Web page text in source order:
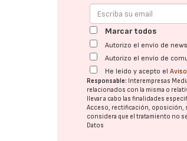
Marcar todos
Autorizo el envío de
Autorizo el envío de
He leído y acepto el
Responsable: Interempresas
relacionados con la misma o
llevar a cabo las finalidades
Acceso, rectificación, oposición,
considera que el tratamiento no
Datos